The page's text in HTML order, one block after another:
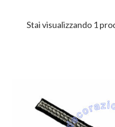
Stai visualizzando 1